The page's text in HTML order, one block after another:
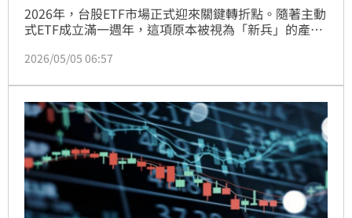
2026年，台股ETF市場正式迎來關鍵轉折點。隨著主動
式ETF成立滿一週年，這項原本被視為「新兵」的產
效更剽悍的，其實是傳統台股基金，今年來打敗大盤的
投資人賺得盆滿缽滿。
2026/05/05 06:57